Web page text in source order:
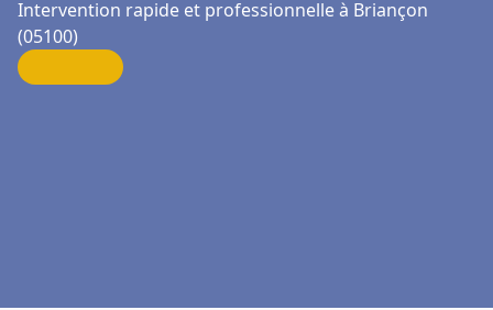
Intervention rapide et professionnelle à Briançon
(05100)